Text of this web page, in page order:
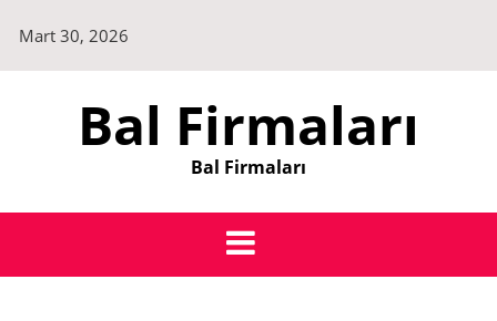
content
Mart 30, 2026
Bal Firmaları
Bal Firmaları